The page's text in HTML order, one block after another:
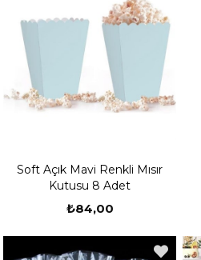
Soft Açık Mavi Renkli Mısır
Kutusu 8 Adet
₺84,00